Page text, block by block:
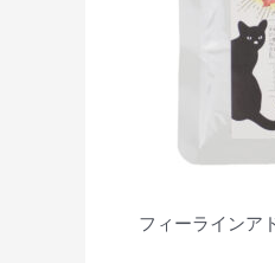
フィーラインア